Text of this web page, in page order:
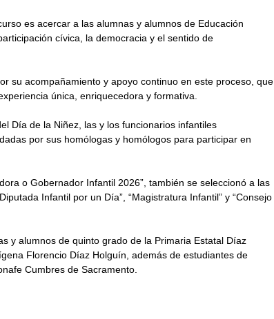
es acercar a las alumnas y alumnos de Educación
cívica, la democracia y el sentido de
su acompañamiento y apoyo continuo en este proceso, que
única, enriquecedora y formativa.
Día de la Niñez, las y los funcionarios infantiles
por sus homólogas y homólogos para participar en
o Gobernador Infantil 2026”, también se seleccionó a las
Infantil por un Día”, “Magistratura Infantil” y “Consejo
y alumnos de quinto grado de la Primaria Estatal Díaz
Florencio Díaz Holguín, además de estudiantes de
Cumbres de Sacramento.